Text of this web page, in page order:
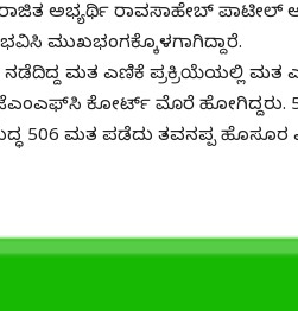
ಅಭ್ಯರ್ಥಿ ರಾವಸಾಹೇಬ್ ಪಾಟೀಲ್
ಮುಖಭಂಗಕ್ಕೊಳಗಾಗಿದ್ದಾರೆ.
ನಡೆದಿದ್ದ ಮತ ಎಣಿಕೆ ಪ್ರಕ್ರಿಯೆಯಲ್ಲಿ
ಜೆಎಂಎಫ್‌ಸಿ ಕೋರ್ಟ್ ಮೊರೆ ಹೋಗಿದ್ದರು.
506 ಮತ ಪಡೆದು ತವನಪ್ಪ ಹೊಸೂರ